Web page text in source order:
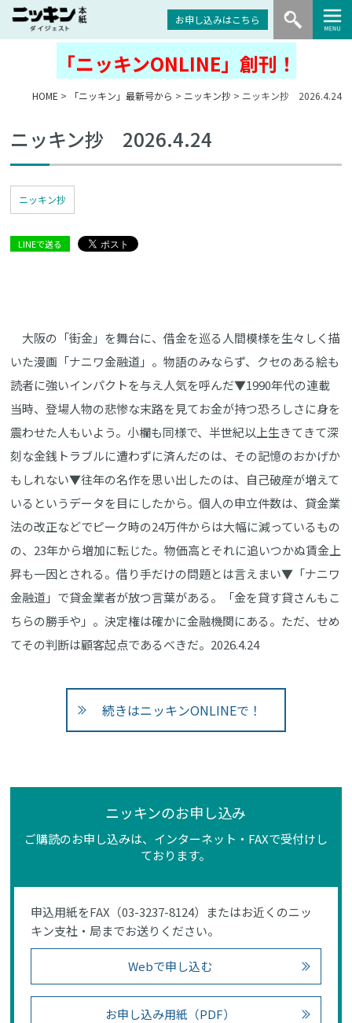
お申し込みはこちら
「ニッキンONLINE」創刊！
HOME > 「ニッキン」最新号から > ニッキン抄 > ニッキン抄 2026.4.24
ニッキン抄 2026.4.24
ニッキン抄
LINEで送る
大阪の「街金」を舞台に、借金を巡る人間模様を生々しく描
いた漫画「ナニワ金融道」。物語のみならず、クセのある絵も
読者に強いインパクトを与え人気を呼んだ▼1990年代の連載
当時、登場人物の悲惨な末路を見てお金が持つ恐ろしさに身を
震わせた人もいよう。小欄も同様で、半世紀以上生きてきて深
刻な金銭トラブルに遭わずに済んだのは、その記憶のおかげか
もしれない▼往年の名作を思い出したのは、自己破産が増えて
いるというデータを目にしたから。個人の申立件数は、貸金業
法の改正などでピーク時の24万件からは大幅に減っているもの
の、23年から増加に転じた。物価高とそれに追いつかぬ賃金上
昇も一因とされる。借り手だけの問題とは言えまい▼「ナニワ
金融道」で貸金業者が放つ言葉がある。「金を貸す貸さんもこ
ちらの勝手や」。決定権は確かに金融機関にある。ただ、せめ
てその判断は顧客起点であるべきだ。2026.4.24
続きはニッキンONLINEで！
ニッキンのお申し込み
ご購読のお申し込みは、インターネット・FAXで受付けし
ております。
申込用紙をFAX（03-3237-8124）またはお近くのニッ
キン支社・局までお送りください。
Webで申し込む
お申し込み用紙（PDF）